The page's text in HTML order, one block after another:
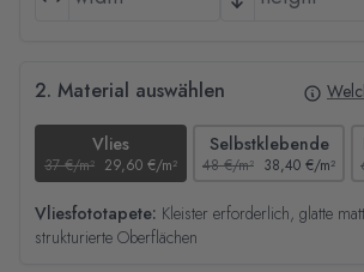
2. Material auswählen
Vlies
37 €/m² 29,60 €/m²
Selbstklebende
48 €/m² 38,40 €/m²
Vliesfototapete: Kleister erforderlich, glatte
strukturierte Oberflächen